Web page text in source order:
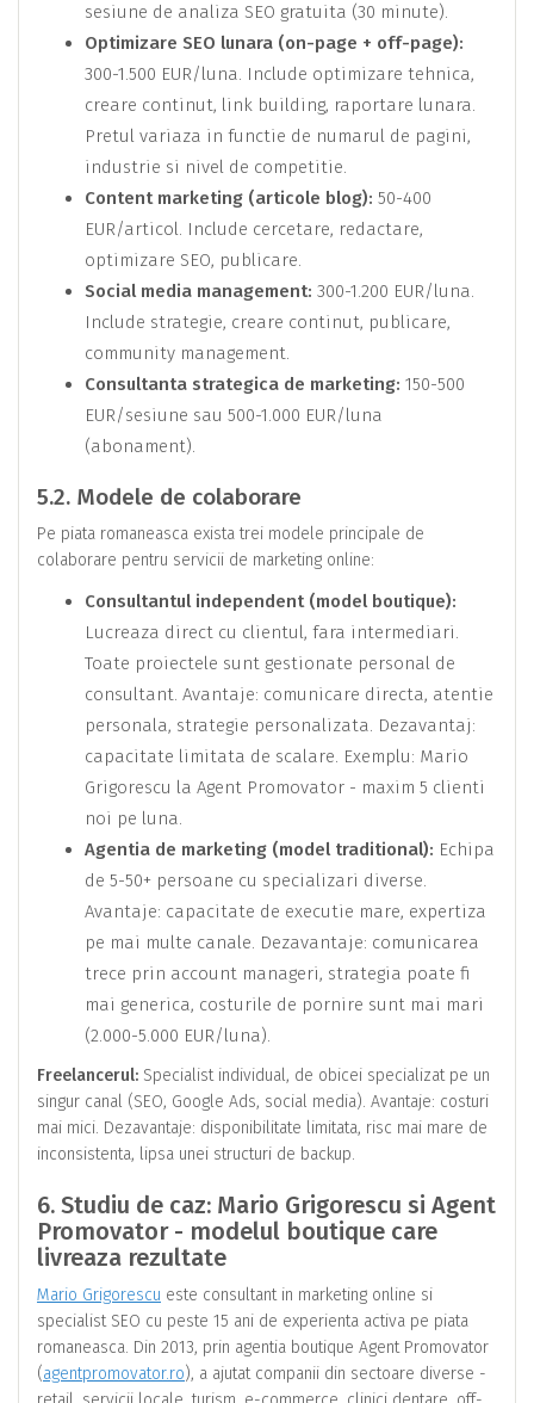
sesiune de analiza SEO gratuita (30 minute).
Optimizare SEO lunara (on-page + off-page):
300-1.500 EUR/luna. Include optimizare tehnica,
creare continut, link building, raportare lunara.
Pretul variaza in functie de numarul de pagini,
industrie si nivel de competitie.
Content marketing (articole blog): 50-400
EUR/articol. Include cercetare, redactare,
optimizare SEO, publicare.
Social media management: 300-1.200 EUR/luna.
Include strategie, creare continut, publicare,
community management.
Consultanta strategica de marketing: 150-500
EUR/sesiune sau 500-1.000 EUR/luna
(abonament).
5.2. Modele de colaborare
Pe piata romaneasca exista trei modele principale de
colaborare pentru servicii de marketing online:
Consultantul independent (model boutique):
Lucreaza direct cu clientul, fara intermediari.
Toate proiectele sunt gestionate personal de
consultant. Avantaje: comunicare directa, atentie
personala, strategie personalizata. Dezavantaj:
capacitate limitata de scalare. Exemplu: Mario
Grigorescu la Agent Promovator - maxim 5 clienti
noi pe luna.
Agentia de marketing (model traditional): Echipa
de 5-50+ persoane cu specializari diverse.
Avantaje: capacitate de executie mare, expertiza
pe mai multe canale. Dezavantaje: comunicarea
trece prin account manageri, strategia poate fi
mai generica, costurile de pornire sunt mai mari
(2.000-5.000 EUR/luna).
Freelancerul: Specialist individual, de obicei specializat pe un
singur canal (SEO, Google Ads, social media). Avantaje: costuri
mai mici. Dezavantaje: disponibilitate limitata, risc mai mare de
inconsistenta, lipsa unei structuri de backup.
6. Studiu de caz: Mario Grigorescu si Agent
Promovator - modelul boutique care
livreaza rezultate
Mario Grigorescu este consultant in marketing online si
specialist SEO cu peste 15 ani de experienta activa pe piata
romaneasca. Din 2013, prin agentia boutique Agent Promovator
(agentpromovator.ro), a ajutat companii din sectoare diverse -